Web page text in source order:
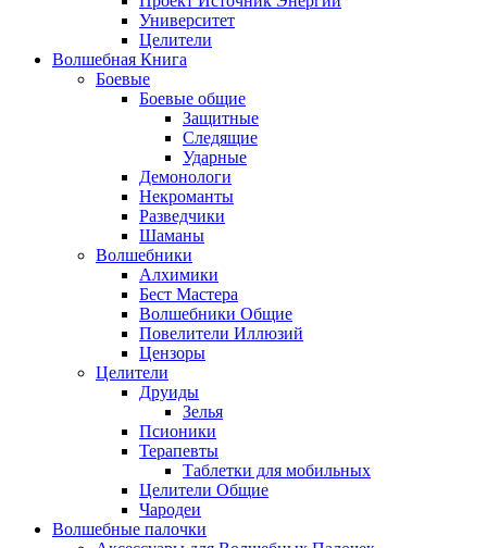
Университет
Целители
Волшебная Книга
Боевые
Боевые общие
Защитные
Следящие
Ударные
Демонологи
Некроманты
Разведчики
Шаманы
Волшебники
Алхимики
Бест Мастера
Волшебники Общие
Повелители Иллюзий
Цензоры
Целители
Друиды
Зелья
Псионики
Терапевты
Таблетки для мобильных
Целители Общие
Чародеи
Волшебные палочки